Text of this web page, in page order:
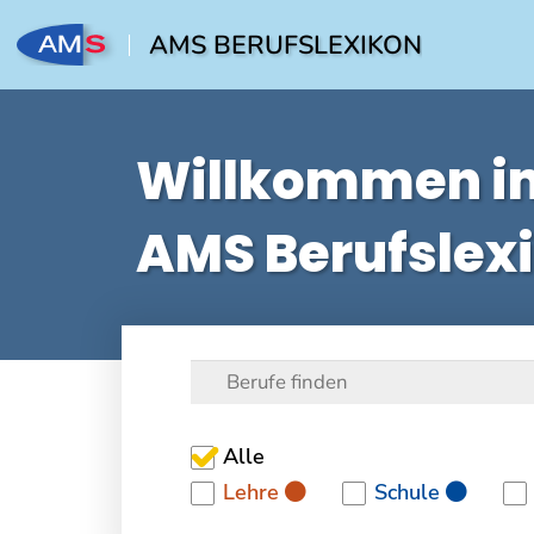
AMS BERUFSLEXIKON
Willkommen
AMS
Alle
Lehre
Schule